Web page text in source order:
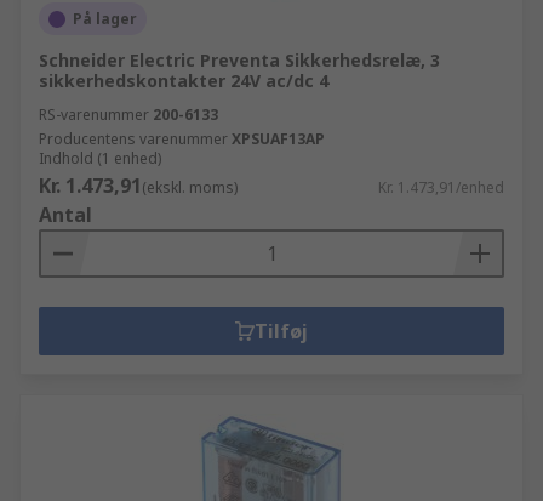
På lager
Schneider Electric Preventa Sikkerhedsrelæ, 3
sikkerhedskontakter 24V ac/dc 4
RS-varenummer 200-6133
Producentens varenummerXPSUAF13AP
Indhold (1 enhed)
Kr. 1.473,91(ekskl. moms) Kr. 1.473,91/enhed
Antal
Tilføj